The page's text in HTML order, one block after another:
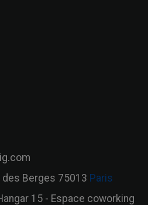
Berges 75013 Paris
15 - Espace coworking